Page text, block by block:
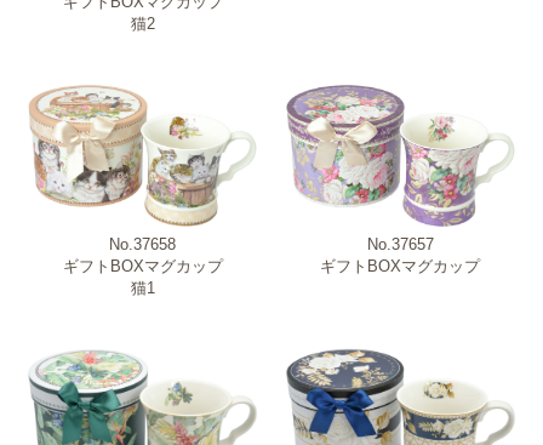
猫2
No.37658
ギフトBOXマグカップ
猫1
No.37657
ギフトBOXマグカップ